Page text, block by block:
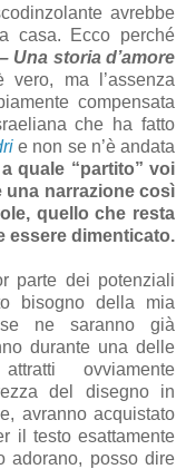
avrebbe
casa. Ecco perché
Una storia d’amore
ma l’assenza
compensata
che ha fatto
e non se n’è andata
quale “partito” voi
narrazione così
quello che resta
essere dimenticato.
parte dei potenziali
bisogno della mia
ne saranno già
durante una delle
ovviamente
del disegno in
avranno acquistato
il testo esattamente
adorano, posso dire